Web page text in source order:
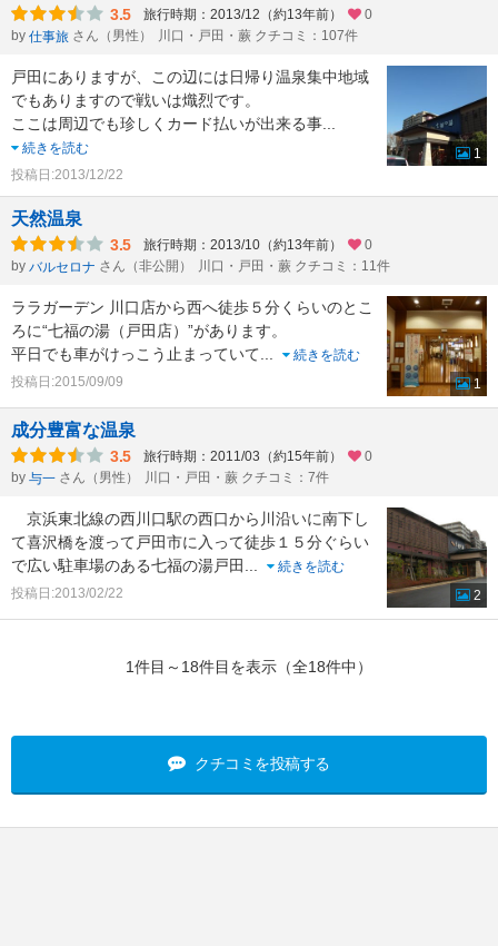
3.5 旅行時期：2013/12（約13年前）
0
by 仕事旅 さん（男性） 川口・戸田・蕨 クチコミ：107件
戸田にありますが、この辺には日帰り温泉集中地域
でもありますので戦いは熾烈です。
ここは周辺でも珍しくカード払いが出来る事...
続きを読む
投稿日:2013/12/22
1
天然温泉
3.5 旅行時期：2013/10（約13年前）
0
by バルセロナ さん（非公開） 川口・戸田・蕨 クチコミ：11件
ララガーデン 川口店から西へ徒歩５分くらいのとこ
ろに“七福の湯（戸田店）”があります。
平日でも車がけっこう止まっていて...
続きを読む
投稿日:2015/09/09
1
成分豊富な温泉
3.5 旅行時期：2011/03（約15年前）
0
by 与一 さん（男性） 川口・戸田・蕨 クチコミ：7件
京浜東北線の西川口駅の西口から川沿いに南下し
て喜沢橋を渡って戸田市に入って徒歩１５分ぐらい
で広い駐車場のある七福の湯戸田 ...
続きを読む
投稿日:2013/02/22
2
1件目～18件目を表示（全18件中）
クチコミを投稿する